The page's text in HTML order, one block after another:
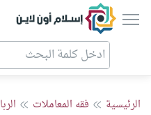
إسلام أون لاين
الرئيسية فقه المعاملات الربا